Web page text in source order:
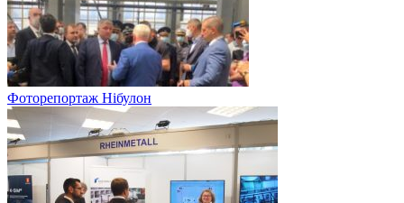
Фоторепортаж Нібулон